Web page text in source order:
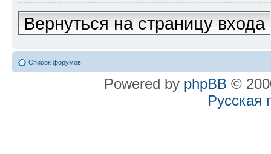
Вернуться на страницу входа
Список форумов
Powered by phpBB ©
Русская